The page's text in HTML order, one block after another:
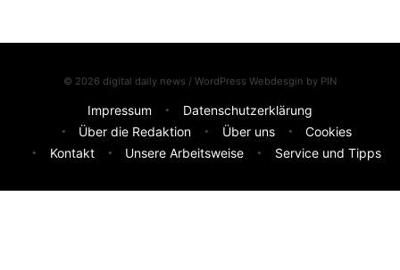
© 2026 digital daily news / WordPress Webdesgin by PIN
Impressum
Datenschutzerklärung
Über die Redaktion
Über uns
Cookies
Kontakt
Unsere Arbeitsweise Service und Tipps